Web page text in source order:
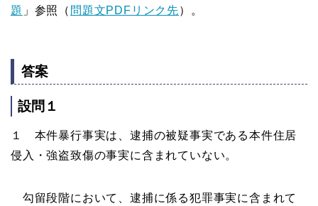
題 」参照（ 問題文PDFリンク先）。
答案
設問１
１ 本件暴行事実は、逮捕の被疑事実である本件住居
侵入・強盗致傷の事実に含まれていない。
勾留段階において、逮捕に係る犯罪事実に含まれて